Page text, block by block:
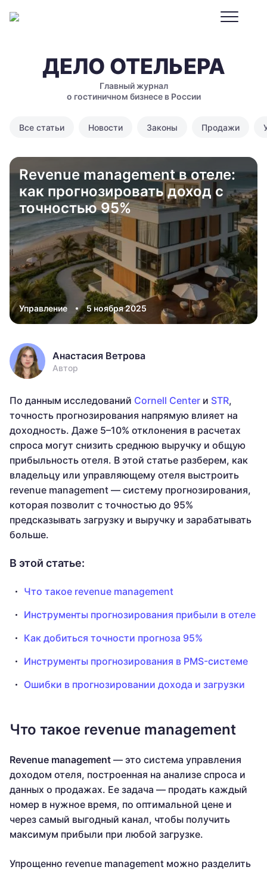
ДЕЛО ОТЕЛЬЕРА
Главный журнал
о гостиничном бизнесе в России
Все статьи Новости Законы Продажи
Revenue management в отеле:
как прогнозировать доход с
точностью 95%
Управление 5 ноября 2025
Анастасия Ветрова
Автор
По данным исследований Cornell Center и STR,
точность прогнозирования напрямую влияет на
доходность. Даже 5–10% отклонения в расчетах
спроса могут снизить среднюю выручку и общую
прибыльность отеля. В этой статье разберем, как
владельцу или управляющему отеля выстроить
revenue management — систему прогнозирования,
которая позволит с точностью до 95%
предсказывать загрузку и выручку и зарабатывать
больше.
В этой статье:
Что такое revenue management
Инструменты прогнозирования прибыли в отеле
Как добиться точности прогноза 95%
Инструменты прогнозирования в PMS-системе
Ошибки в прогнозировании дохода и загрузки
Что такое revenue management
Revenue management — это система управления
доходом отеля, построенная на анализе спроса и
данных о продажах. Ее задача — продать каждый
номер в нужное время, по оптимальной цене и
через самый выгодный канал, чтобы получить
максимум прибыли при любой загрузке.
Упрощенно revenue management можно разделить